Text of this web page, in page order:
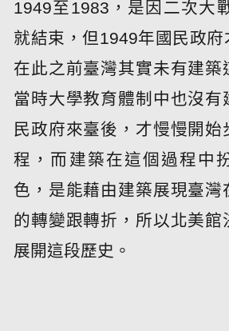
1949至1983，是因二次大
就結束，但1949年國民政
在此之前臺灣其實未有建築
當時大學教育體制中也沒有
民政府來臺後，才慢慢開始
程，而建築在這個過程中
色，是能藉由建築展現臺灣
的轉變跟轉折，所以北美館
展開這段歷史。